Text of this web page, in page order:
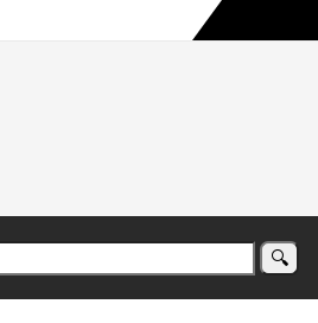
já registrada no país